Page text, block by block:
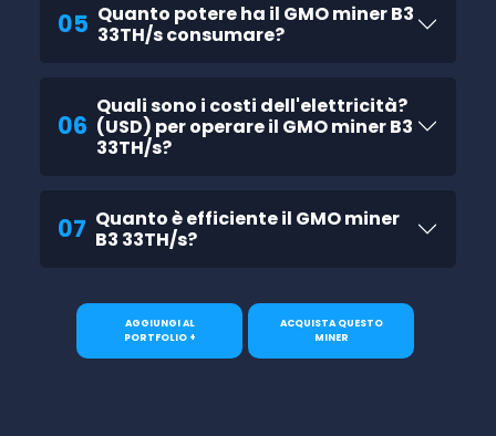
05 Quanto potere ha il GMO miner B3
33TH/s consumare?
06
Quali sono i costi dell'elettricità?
(USD) per operare il GMO miner B3
33TH/s?
07 Quanto è efficiente il GMO miner
B3 33TH/s?
AGGIUNGI AL
PORTFOLIO +
ACQUISTA QUESTO
MINER